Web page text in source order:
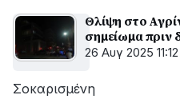
Θλίψη στο
σημείωμα πριν
26 Αυγ 2025 11:12
Σοκαρισμένη